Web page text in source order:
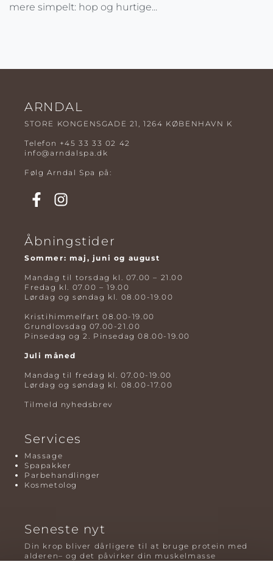
mere simpelt: hop og hurtige...
ARNDAL
STORE KONGENSGADE 21, 1264 KØBENHAVN K
Telefon +45 33 33 02 42
info@arndalspa.dk
Følg Arndal Spa på:
Åbningstider
Sommer: maj, juni og august
Mandag til torsdag kl. 07.00 – 21.00
Fredag kl. 07.00 – 19.00
Lørdag og søndag kl. 08.00-19.00
Kristihimmelfart 08.00-19.00
Grundlovsdag 07.00-21.00
Pinsedag og 2. Pinsedag 08.00-19.00
Juli måned
Mandag til fredag kl. 07.00-19.00
Lørdag og søndag kl. 08.00-17.00
Tilmeld nyhedsbrev
Services
Massage
Spapakker
Parbehandlinger
Kosmetolog
Seneste nyt
Din krop bliver dårligere til at bruge protein med
alderen– og det påvirker din muskelmasse